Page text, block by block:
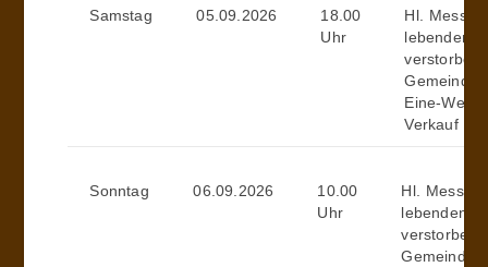
Samstag 05.09.2026
18.00
Uhr
Hl. Messe
lebenden
Eine-Welt-
Verkauf
Sonntag 06.09.2026
10.00
Uhr
Hl. Messe
lebenden